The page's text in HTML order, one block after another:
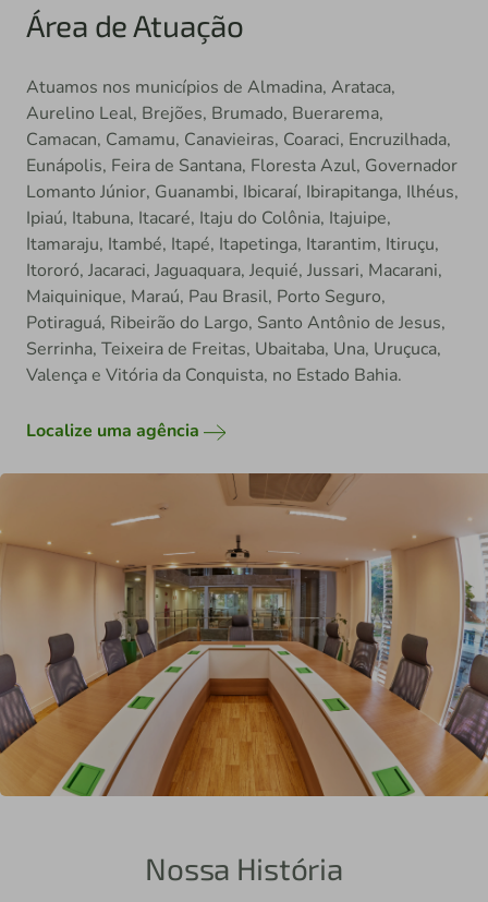
Área de Atuação
Atuamos nos municípios de Almadina, Arataca,
Aurelino Leal, Brejões, Brumado, Buerarema,
Camacan, Camamu, Canavieiras, Coaraci, Encruzilhada,
Eunápolis, Feira de Santana, Floresta Azul, Governador
Lomanto Júnior, Guanambi, Ibicaraí, Ibirapitanga, Ilhéus,
Ipiaú, Itabuna, Itacaré, Itaju do Colônia, Itajuipe,
Itamaraju, Itambé, Itapé, Itapetinga, Itarantim, Itiruçu,
Itororó, Jacaraci, Jaguaquara, Jequié, Jussari, Macarani,
Maiquinique, Maraú, Pau Brasil, Porto Seguro,
Potiraguá, Ribeirão do Largo, Santo Antônio de Jesus,
Serrinha, Teixeira de Freitas, Ubaitaba, Una, Uruçuca,
Valença e Vitória da Conquista, no Estado Bahia.
Localize uma agência
Nossa História